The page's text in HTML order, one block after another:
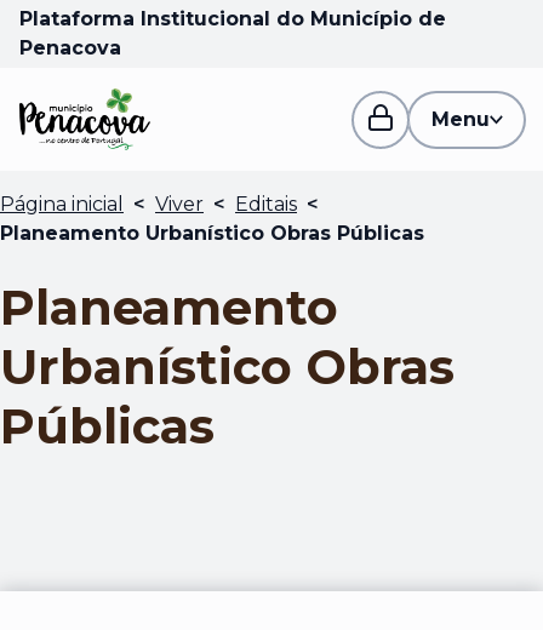
Plataforma Institucional do Município de
Penacova
Menu
Página inicial < Viver < Editais <
Planeamento Urbanístico Obras Públicas
Planeamento
Urbanístico Obras
Públicas